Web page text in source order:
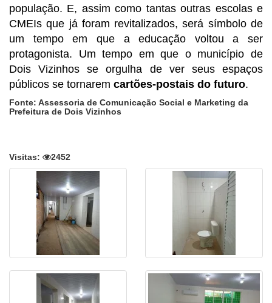
população. E, assim como tantas outras escolas e
CMEIs que já foram revitalizados, será símbolo de
um tempo em que a educação voltou a ser
protagonista. Um tempo em que o município de
Dois Vizinhos se orgulha de ver seus espaços
públicos se tornarem cartões-postais do futuro.
Fonte: Assessoria de Comunicação Social e Marketing da
Prefeitura de Dois Vizinhos
Visitas: 2452